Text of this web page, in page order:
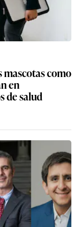
mascotas como
en
de salud